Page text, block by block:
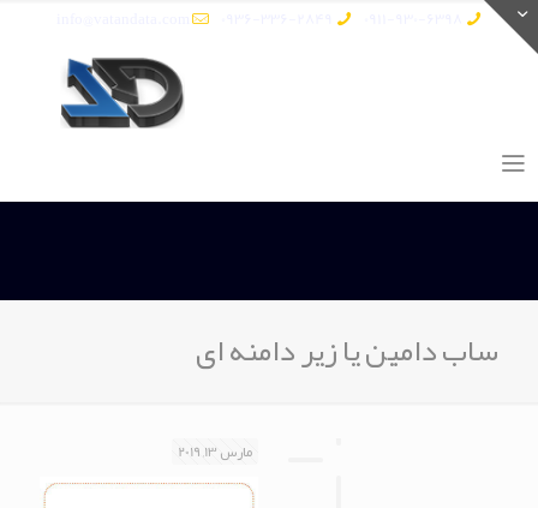
ساب دامین یا زیر دامنه ای
مارس 13, 2019